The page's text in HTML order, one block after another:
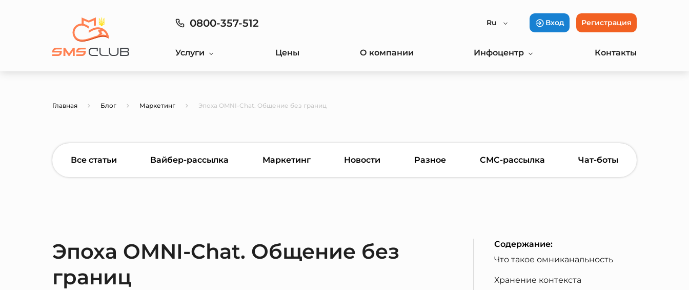
0800-357-512 Ru Вход Регистрация
Услуги Цены О компании Инфоцентр Контакты
Главная Блог Маркетинг Эпоха OMNI-Chat. Общение без границ
Все статьи Вайбер-рассылка Маркетинг Новости Разное СМС-рассылка Чат-боты
Эпоха OMNI-Chat. Общение без
границ
Содержание:
Что такое омниканальность
Хранение контекста